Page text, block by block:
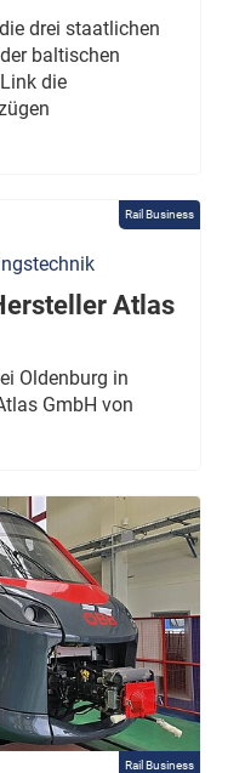
drei staatlichen
baltischen
die
Rail Business
Atlas
Oldenburg in
GmbH von
Rail Business